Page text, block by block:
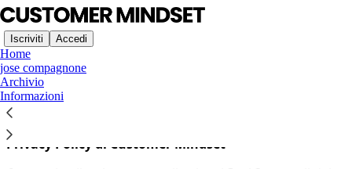
Iscriviti Accedi
Home
jose compagnone
Archivio
Informazioni
Accetti la politica sulla privacy qui sotto e la
Privacy di Substack
Privacy Policy di Customer Mindset